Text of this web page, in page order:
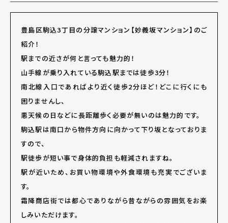
豊島区駒込3丁目の分譲マンション【妙義坂マンション】のご
紹介！
駅までの近さが何と言っても魅力的！
山手線が乗り入れている駒込駅までは徒歩3分！
南北線入口であればより近く徒歩2分ほど！どこに行くにも
困りませんし、
悪天候の日などに長距離歩く必要が無いのは魅力的です。
駒込駅は南口から物件方向に向かって下り坂となっておりま
すので、
駅徒歩が短い事で身体的負担も軽減されますね。
駅が近いため、お買い物環境や外食環境も充実でございま
す。
霜降商店街では都心でありながら昔ながらの雰囲気をお楽
しみいただけます。